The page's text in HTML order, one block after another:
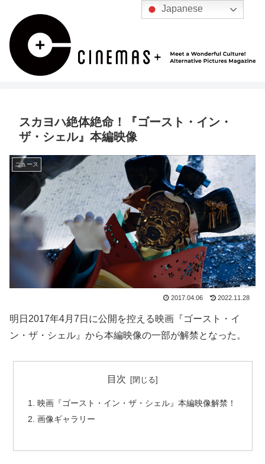
スカヨハ絶体絶命！『ゴースト・イン・
ザ・シェル』本編映像
ニュース
2017.04.06 2022.11.28
明日2017年4月7日に公開を控える映画『ゴースト・イ
ン・ザ・シェル』から本編映像の一部が解禁となった。
目次
映画『ゴースト・イン・ザ・シェル』本編映像解禁！
画像ギャラリー
Japanese